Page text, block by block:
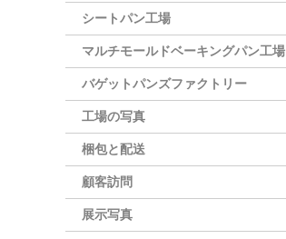
シートパン工場
マルチモールドベーキングパン工場
バゲットパンズファクトリー
工場の写真
梱包と配送
顧客訪問
展示写真